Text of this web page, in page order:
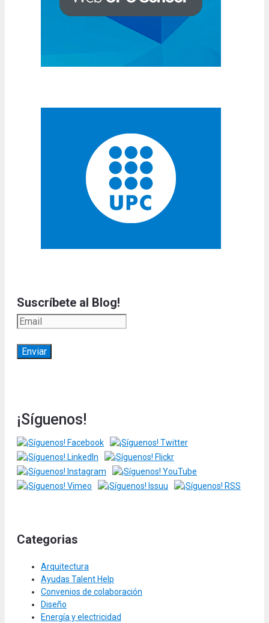
Suscríbete al Blog!
¡Síguenos!
Categorias
Arquitectura
Ayudas Talent Help
Convenios de colaboración
Diseño
Energía y electricidad